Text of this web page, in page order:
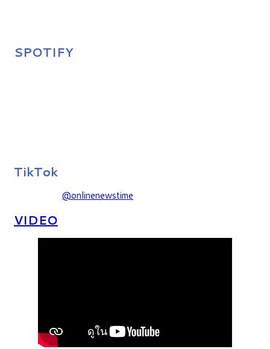
SPOTIFY
TikTok
@onlinenewstime
VIDEO